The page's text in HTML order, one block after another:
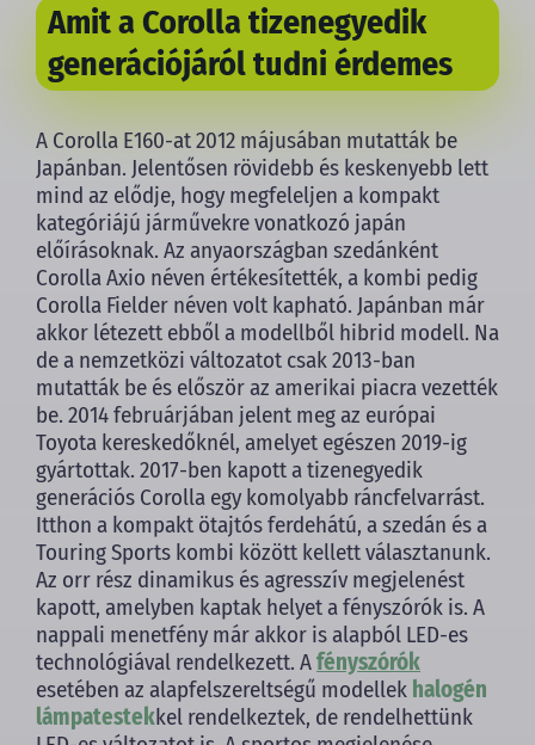
Amit a Corolla tizenegyedik
generációjáról tudni érdemes
A Corolla E160-at 2012 májusában mutatták be
Japánban. Jelentősen rövidebb és keskenyebb lett
mind az elődje, hogy megfeleljen a kompakt
kategóriájú járművekre vonatkozó japán
előírásoknak. Az anyaországban szedánként
Corolla Axio néven értékesítették, a kombi pedig
Corolla Fielder néven volt kapható. Japánban már
akkor létezett ebből a modellből hibrid modell. Na
de a nemzetközi változatot csak 2013-ban
mutatták be és először az amerikai piacra vezették
be. 2014 februárjában jelent meg az európai
Toyota kereskedőknél, amelyet egészen 2019-ig
gyártottak. 2017-ben kapott a tizenegyedik
generációs Corolla egy komolyabb ráncfelvarrást.
Itthon a kompakt ötajtós ferdehátú, a szedán és a
Touring Sports kombi között kellett választanunk.
Az orr rész dinamikus és agresszív megjelenést
kapott, amelyben kaptak helyet a fényszórók is. A
nappali menetfény már akkor is alapból LED-es
technológiával rendelkezett. Afényszórók
esetében az alapfelszereltségű modellek halogén
lámpatestekkel rendelkeztek, de rendelhettünk